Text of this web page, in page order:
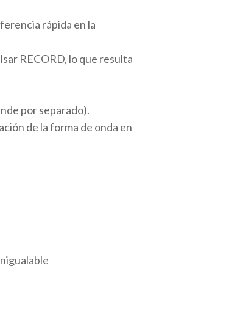
rápida en la
RECORD, lo que resulta
por separado).
de la forma de onda en